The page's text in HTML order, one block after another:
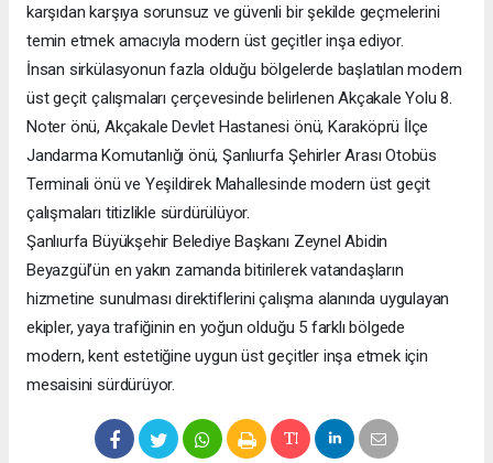
karşıdan karşıya sorunsuz ve güvenli bir şekilde geçmelerini
temin etmek amacıyla modern üst geçitler inşa ediyor.
İnsan sirkülasyonun fazla olduğu bölgelerde başlatılan modern
üst geçit çalışmaları çerçevesinde belirlenen Akçakale Yolu 8.
Noter önü, Akçakale Devlet Hastanesi önü, Karaköprü İlçe
Jandarma Komutanlığı önü, Şanlıurfa Şehirler Arası Otobüs
Terminali önü ve Yeşildirek Mahallesinde modern üst geçit
çalışmaları titizlikle sürdürülüyor.
Şanlıurfa Büyükşehir Belediye Başkanı Zeynel Abidin
Beyazgül’ün en yakın zamanda bitirilerek vatandaşların
hizmetine sunulması direktiflerini çalışma alanında uygulayan
ekipler, yaya trafiğinin en yoğun olduğu 5 farklı bölgede
modern, kent estetiğine uygun üst geçitler inşa etmek için
mesaisini sürdürüyor.